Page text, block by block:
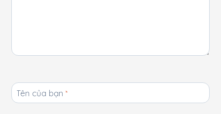
Tên của bạn *